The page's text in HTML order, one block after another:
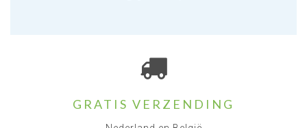
GRATIS VERZENDING